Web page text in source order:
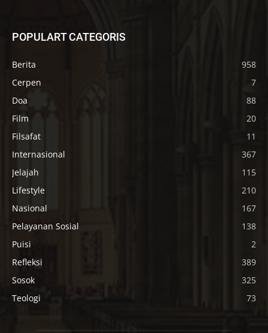
POPULART CATEGORIS
Berita
958
Cerpen
7
Doa
88
Film
20
Filsafat
11
Internasional
367
Jelajah
115
Lifestyle
210
Nasional
167
Pelayanan Sosial
138
Puisi
2
Refleksi
389
Sosok
325
Teologi
73